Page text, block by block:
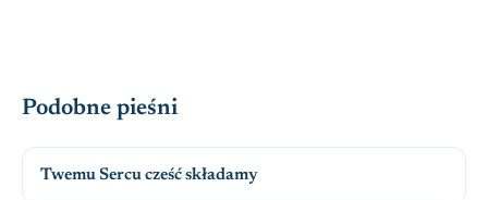
Podobne pieśni
Twemu Sercu cześć składamy